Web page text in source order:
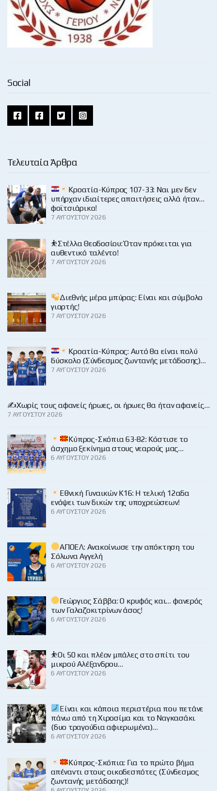
Social
Τελευταία Άρθρα
Κροατία-Κύπρος 107-33: Ναι μεν δεν
υπήρχαν ιδιαίτερες απαιτήσεις αλλά ήταν…
φοϊτσιάρικο!
7 ΑΥΓΟΎΣΤΟΥ 2026
⛹️Στέλλα Θεοδοσίου: Όταν πρόκειται για
αυθεντικό ταλέντο!
7 ΑΥΓΟΎΣΤΟΥ 2026
Διεθνής μέρα μπύρας: Είναι και σύμβολο
γιορτής!
7 ΑΥΓΟΎΣΤΟΥ 2026
Κροατία-Κύπρος: Αυτό θα είναι πολύ
δύσκολο (Σύνδεσμος ζωντανής μετάδοσης)…
7 ΑΥΓΟΎΣΤΟΥ 2026
✍️Χωρίς τους αφανείς ήρωες, οι ήρωες θα ήταν αφανείς…
7 ΑΥΓΟΎΣΤΟΥ 2026
Κύπρος-Σκόπια 63-82: Κόστισε το
άσχημο ξεκίνημα στους νεαρούς μας…
6 ΑΥΓΟΎΣΤΟΥ 2026
Εθνική Γυναικών Κ16: Η τελική 12αδα
ενόψει των δικών της υποχρεώσεων!
6 ΑΥΓΟΎΣΤΟΥ 2026
ΑΠΟΕΛ: Ανακοίνωσε την απόκτηση του
Σόλωνα Αγγελή
6 ΑΥΓΟΎΣΤΟΥ 2026
Γεώργιος Σάββα: Ο κρυφός και… φανερός
των Γαλαζοκιτρίνων άσος!
6 ΑΥΓΟΎΣΤΟΥ 2026
⛹️Οι 50 και πλέον μπάλες στο σπίτι του
μικρού Αλέξανδρου…
6 ΑΥΓΟΎΣΤΟΥ 2026
Είναι και κάποια περιστέρια που πετάνε
πάνω από τη Χιροσίμα και το Ναγκασάκι
(δυο τραγούδια αφιερωμένα)…
6 ΑΥΓΟΎΣΤΟΥ 2026
Κύπρος-Σκόπια: Για το πρώτο βήμα
απέναντι στους οικοδεσπότες (Σύνδεσμος
ζωντανής μετάδοσης)!